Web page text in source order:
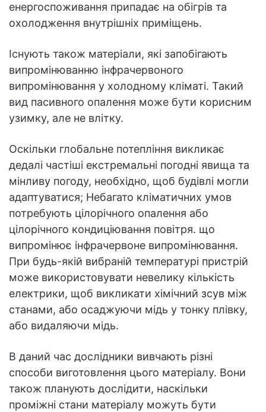
енергоспоживання припадає на обігрів та
охолодження внутрішніх приміщень.
Існують також матеріали, які запобігають
випромінюванню інфрачервоного
випромінювання у холодному кліматі. Такий
вид пасивного опалення може бути корисним
узимку, але не влітку.
Оскільки глобальне потепління викликає
дедалі частіші екстремальні погодні явища та
мінливу погоду, необхідно, щоб будівлі могли
адаптуватися; Небагато кліматичних умов
потребують цілорічного опалення або
цілорічного кондиціювання повітря. що
випромінює інфрачервоне випромінювання.
При будь-якій вибраній температурі пристрій
може використовувати невелику кількість
електрики, щоб викликати хімічний зсув між
станами, або осаджуючи мідь у тонку плівку,
або видаляючи мідь.
В даний час дослідники вивчають різні
способи виготовлення цього матеріалу. Вони
також планують дослідити, наскільки
проміжні стани матеріалу можуть бути